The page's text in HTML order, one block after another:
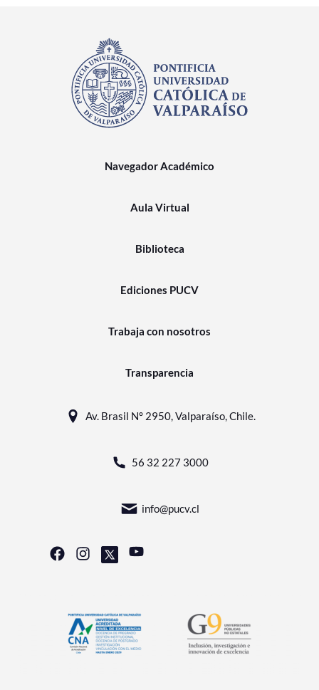
Navegador Académico
Aula Virtual
Biblioteca
Ediciones PUCV
Trabaja con nosotros
Transparencia
Av. Brasil N° 2950, Valparaíso, Chile.
56 32 227 3000
info@pucv.cl